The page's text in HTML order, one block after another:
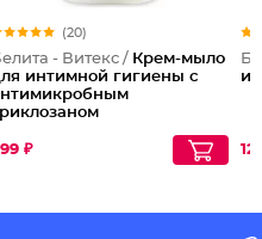
(20)
- Витекс / Крем-мыло
интимной гигиены с
₽